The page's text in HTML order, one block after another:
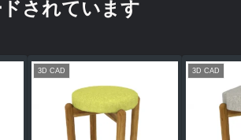
されています
3D CAD 3D CAD